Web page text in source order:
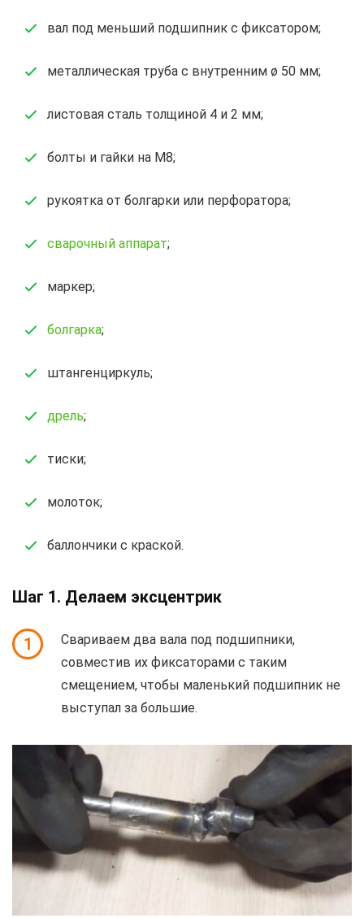
вал под меньший подшипник с фиксатором;
металлическая труба с внутренним ø 50 мм;
листовая сталь толщиной 4 и 2 мм;
болты и гайки на М8;
рукоятка от болгарки или перфоратора;
сварочный аппарат;
маркер;
болгарка;
штангенциркуль;
дрель;
тиски;
молоток;
баллончики с краской.
Шаг 1. Делаем эксцентрик
1
Свариваем два вала под подшипники,
совместив их фиксаторами с таким
смещением, чтобы маленький подшипник не
выступал за большие.